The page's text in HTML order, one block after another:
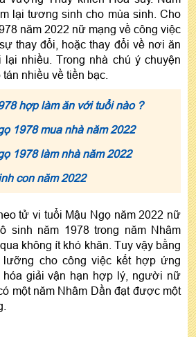
lại tương sinh cho mùa sinh. Cho
năm 2022 nữ mạng về công việc
thay đổi, hoặc thay đổi về nơi ăn
nhiều. Trong nhà chú ý chuyện
nhiều về tiền bạc.
hợp làm ăn với tuổi nào ?
1978 mua nhà năm 2022
1978 làm nhà năm 2022
con năm 2022
tử vi tuổi Mậu Ngọ năm 2022 nữ
sinh năm 1978 trong năm Nhâm
không ít khó khăn. Tuy vậy bằng
lưỡng cho công việc kết hợp ứng
hóa giải vận hạn hợp lý, người nữ
một năm Nhâm Dần đạt được một